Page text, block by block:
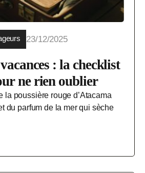
23/12/2025
: la checklist
ne rien oublier
la poussière rouge d’Atacama
du parfum de la mer qui sèche